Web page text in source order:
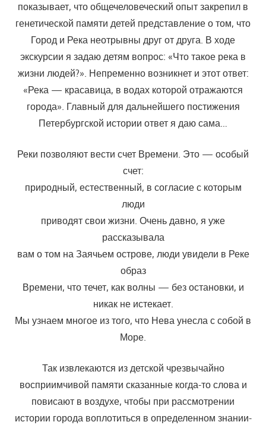
показывает, что общечеловеческий опыт закрепил в
генетической памяти детей представление о том, что
Город и Река неотрывны друг от друга. В ходе
экскурсии я задаю детям вопрос: «Что такое река в
жизни людей?». Непременно возникнет и этот ответ:
«Река — красавица, в водах которой отражаются
города». Главный для дальнейшего постижения
Петербургской истории ответ я даю сама…
Реки позволяют вести счет Времени. Это — особый
счет:
природный, естественный, в согласие с которым
люди
приводят свои жизни. Очень давно, я уже
рассказывала
вам о том на Заячьем острове, люди увидели в Реке
образ
Времени, что течет, как волны — без остановки, и
никак не истекает.
Мы узнаем многое из того, что Нева унесла с собой в
Море.
Так извлекаются из детской чрезвычайно
восприимчивой памяти сказанные когда-то слова и
повисают в воздухе, чтобы при рассмотрении
истории города воплотиться в определенном знании-